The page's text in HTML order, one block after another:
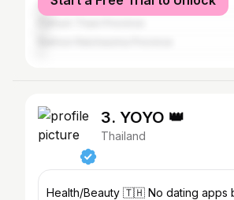
Chiang Mai Province
3. YOYO 👑
Thailand
Health/Beauty 🇹🇭 No dating apps beware of